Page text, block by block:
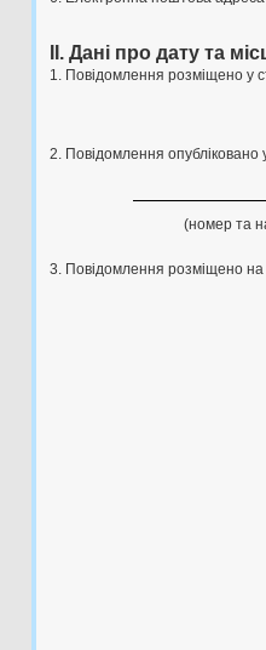
II. Дані про дату та
1. Повідомлення розміщено у
2. Повідомлення опубліковано
(номер та
3. Повідомлення розміщено на